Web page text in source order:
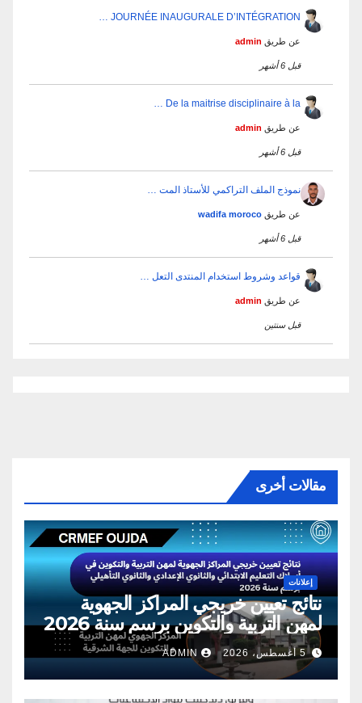
JOURNÉE INAUGURALE D’INTÉGRATION …
عن طريق admin
قبل 6 أشهر
De la maitrise disciplinaire à la …
عن طريق admin
قبل 6 أشهر
نموذج الملف التراكمي للأستاذ المت …
عن طريق wadifa moroco
قبل 6 أشهر
قواعد وشروط استخدام المنتدى التعل …
عن طريق admin
قبل سنتين
مقالات أخرى
إعلانات
نتائج تعيين خريجي المراكز الجهوية
لمهن التربية والتكوين برسم سنة 2026
5 أغسطس، 2026 ADMIN